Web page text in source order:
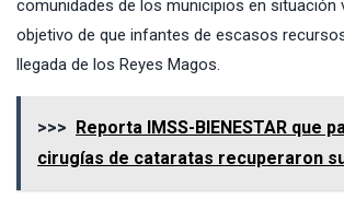
comunidades de los municipios en situación
objetivo de que infantes de escasos
llegada de los Reyes Magos.
>>>
Reporta IMSS-BIENESTAR que
cirugías de cataratas recuperaron